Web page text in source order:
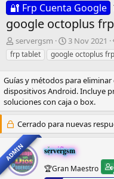
🔐 Frp Cuenta Google
google octoplus frp
I
n
i
i
a
d
r
d
e
l
t
servergsm
F
e
c
a
d
e
n
i
c
i
o
3 Nov 2021
frp tablet
google octoplus frp
Guías y métodos para eliminar
dispositivos Android. Incluye
soluciones con caja o box.
Cerrado para nuevas
ADMIN servergsm
🏆Gran Maestro